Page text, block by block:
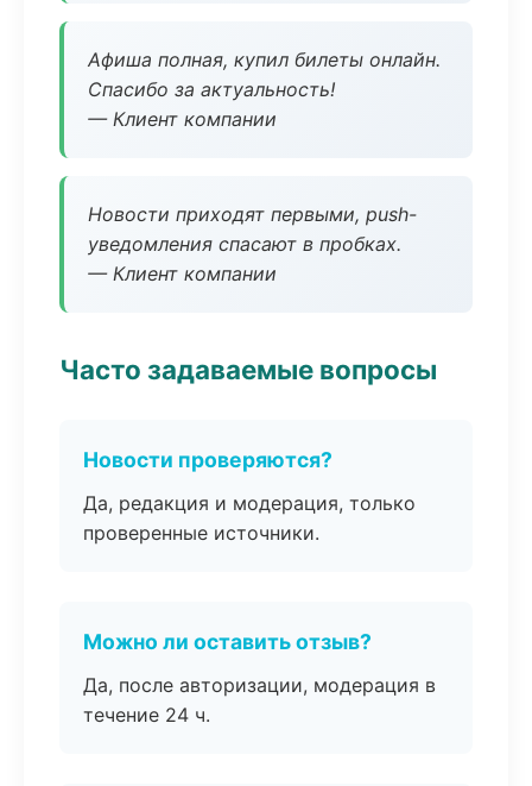
Афиша полная, купил билеты онлайн.
Спасибо за актуальность!
— Клиент компании
Новости приходят первыми, push-
уведомления спасают в пробках.
— Клиент компании
Часто задаваемые вопросы
Новости проверяются?
Да, редакция и модерация, только
проверенные источники.
Можно ли оставить отзыв?
Да, после авторизации, модерация в
течение 24 ч.